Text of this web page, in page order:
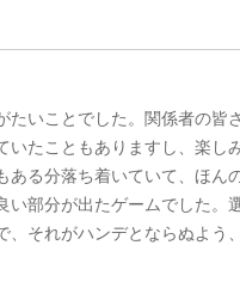
いことでした。関係者の皆
たこともありますし、楽し
る分落ち着いていて、ほん
部分が出たゲームでした。
それがハンデとならぬよう